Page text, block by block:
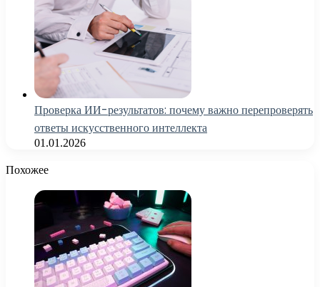
Проверка ИИ-результатов: почему важно перепроверять
ответы искусственного интеллекта
01.01.2026
Похожее